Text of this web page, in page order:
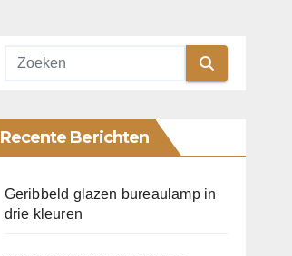
Recente Berichten
Geribbeld glazen bureaulamp in
drie kleuren